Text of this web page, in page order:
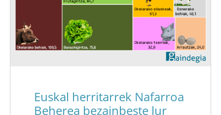
Euskal herritarrek Nafarroa
Beherea bezainbeste lur